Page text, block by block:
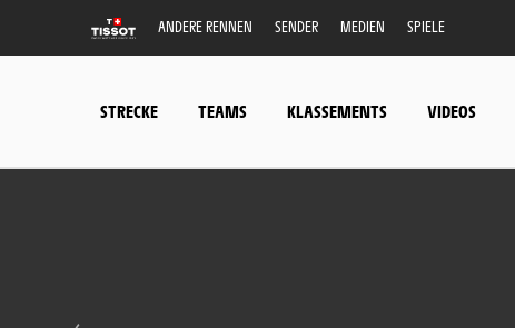
ANDERE RENNEN SENDER MEDIEN SPIELE
STRECKE TEAMS KLASSEMENTS VIDEOS